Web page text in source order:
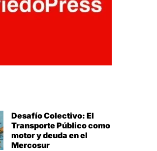
Desafío Colectivo: El
Transporte Público como
motor y deuda en el
Mercosur